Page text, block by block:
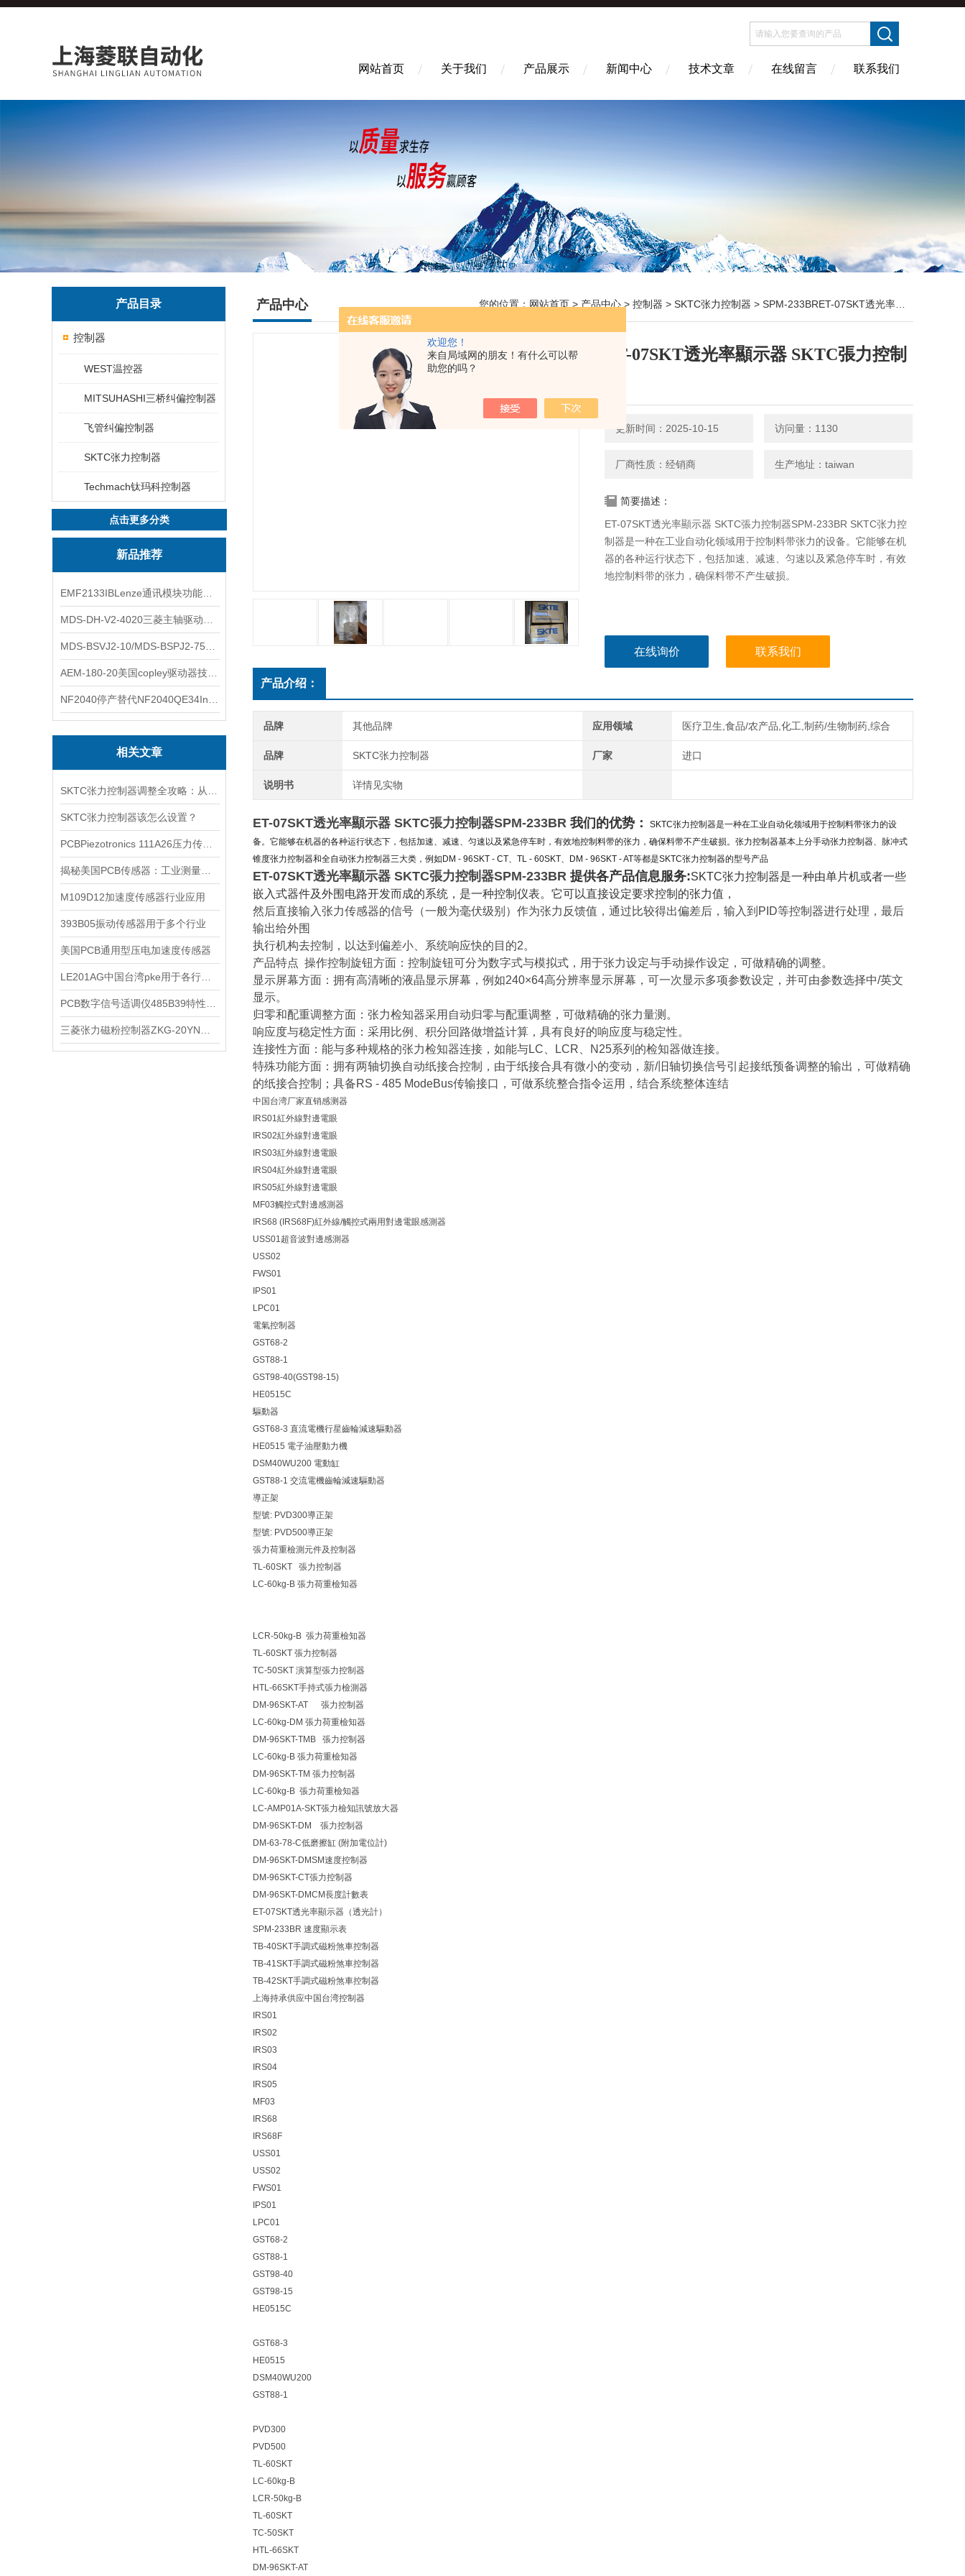
欢迎您！
来自局域网的朋友！有什么可以帮
助您的吗？
网站首页 关于我们 产品展示 新闻中心 技术文章 在线留言 联系我们
产品目录
控制器
WEST温控器
MITSUHASHI三桥纠偏控制器
飞管纠偏控制器
SKTC张力控制器
Techmach钛玛科控制器
点击更多分类
新品推荐
相关文章
SKTC张力控制器该怎么设置？
M109D12加速度传感器行业应用
393B05振动传感器用于多个行业
美国PCB通用型压电加速度传感器
产品中心 您的位置： 网站首页 > 产品中心 > 控制器 > SKTC张力控制器 > SPM-233BRET-07SKT透光率顯示器 SKTC張力控制器
ET-07SKT透光率顯示器 SKTC張力控制
更新时间：2025-10-15 访问量：1130
厂商性质：经销商 生产地址：taiwan
简要描述：
ET-07SKT透光率顯示器 SKTC張力控制器SPM-233BR SKTC张力控
制器是一种在工业自动化领域用于控制料带张力的设备。它能够在机
器的各种运行状态下，包括加速、减速、匀速以及紧急停车时，有效
地控制料带的张力，确保料带不产生破损。
在线询价 联系我们
产品介绍：
品牌 其他品牌 应用领域 医疗卫生,食品/农产品,化工,制药/生物制药,综合
品牌 SKTC张力控制器 厂家 进口
说明书 详情见实物
ET-07SKT透光率顯示器 SKTC張力控制器SPM-233BR 我们的优势：
SKTC张力控制器是一种在工业自动化领域用于控制料带张力的设
备。它能够在机器的各种运行状态下，包括加速、减速、匀速以及紧急停车时，有效地控制料带的张力，确保料带不产生破损。张力控制器基本上分手动张力控制器、脉冲式
锥度张力控制器和全自动张力控制器三大类，例如DM - 96SKT - CT、TL - 60SKT、DM - 96SKT - AT等都是SKTC张力控制器的型号产品
ET-07SKT透光率顯示器 SKTC張力控制器SPM-233BR 提供各产品信息服务:SKTC张力控制器是一种由单片机或者一些
嵌入式器件及外围电路开发而成的系统，是一种控制仪表。它可以直接设定要求控制的张力值，
然后直接输入张力传感器的信号（一般为毫伏级别）作为张力反馈值，通过比较得出偏差后，输入到PID等控制器进行处理，最后
输出给外围
执行机构去控制，以达到偏差小、系统响应快的目的2。
产品特点 操作控制旋钮方面：控制旋钮可分为数字式与模拟式，用于张力设定与手动操作设定，可做精确的调整。
显示屏幕方面：拥有高清晰的液晶显示屏幕，例如240×64高分辨率显示屏幕，可一次显示多项参数设定，并可由参数选择中/英文
显示。
归零和配重调整方面：张力检知器采用自动归零与配重调整，可做精确的张力量测。
响应度与稳定性方面：采用比例、积分回路做增益计算，具有良好的响应度与稳定性。
连接性方面：能与多种规格的张力检知器连接，如能与LC、LCR、N25系列的检知器做连接。
特殊功能方面：拥有两轴切换自动纸接合控制，由于纸接合具有微小的变动，新/旧轴切换信号引起接纸预备调整的输出，可做精确
的纸接合控制；具备RS - 485 ModeBus传输接口，可做系统整合指令运用，结合系统整体连结
中国台湾厂家直销感测器
IRS01紅外線對邊電眼
IRS02紅外線對邊電眼
IRS03紅外線對邊電眼
IRS04紅外線對邊電眼
IRS05紅外線對邊電眼
MF03觸控式對邊感測器
IRS68 (IRS68F)紅外線/觸控式兩用對邊電眼感測器
USS01超音波對邊感測器
USS02
FWS01
IPS01
LPC01
電氣控制器
GST68-2
GST88-1
GST98-40(GST98-15)
HE0515C
驅動器
GST68-3 直流電機行星齒輪減速驅動器
HE0515 電子油壓動力機
DSM40WU200 電動缸
GST88-1 交流電機齒輪減速驅動器
導正架
型號: PVD300導正架
型號: PVD500導正架
張力荷重檢測元件及控制器
TL-60SKT 張力控制器
LC-60kg-B 張力荷重檢知器
LCR-50kg-B 張力荷重檢知器
TL-60SKT 張力控制器
TC-50SKT 演算型張力控制器
HTL-66SKT手持式張力檢測器
DM-96SKT-AT 張力控制器
LC-60kg-DM 張力荷重檢知器
DM-96SKT-TMB 張力控制器
LC-60kg-B 張力荷重檢知器
DM-96SKT-TM 張力控制器
LC-60kg-B 張力荷重檢知器
LC-AMP01A-SKT張力檢知訊號放大器
DM-96SKT-DM 張力控制器
DM-63-78-C低磨擦缸 (附加電位計)
DM-96SKT-DMSM速度控制器
DM-96SKT-CT張力控制器
DM-96SKT-DMCM長度計數表
ET-07SKT透光率顯示器（透光計）
SPM-233BR 速度顯示表
TB-40SKT手調式磁粉煞車控制器
TB-41SKT手調式磁粉煞車控制器
TB-42SKT手調式磁粉煞車控制器
上海持承供应中国台湾控制器
IRS01
IRS02
IRS03
IRS04
IRS05
MF03
IRS68
IRS68F
USS01
USS02
FWS01
IPS01
LPC01
GST68-2
GST88-1
GST98-40
GST98-15
HE0515C
GST68-3
HE0515
DSM40WU200
GST88-1
PVD300
PVD500
TL-60SKT
LC-60kg-B
LCR-50kg-B
TL-60SKT
TC-50SKT
HTL-66SKT
DM-96SKT-AT